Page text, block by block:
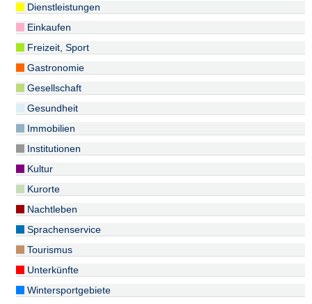
Dienstleistungen
Einkaufen
Freizeit, Sport
Gastronomie
Gesellschaft
Gesundheit
Immobilien
Institutionen
Kultur
Kurorte
Nachtleben
Sprachenservice
Tourismus
Unterkünfte
Wintersportgebiete